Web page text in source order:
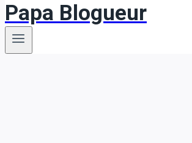
Papa Blogueur